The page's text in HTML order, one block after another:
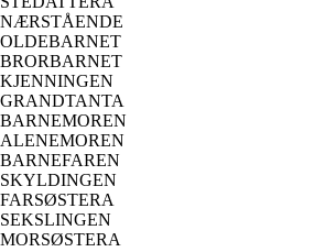
NÆRSTÅENDE
OLDEBARNET
BRORBARNET
KJENNINGEN
GRANDTANTA
BARNEMOREN
ALENEMOREN
BARNEFAREN
SKYLDINGEN
FARSØSTERA
SEKSLINGEN
MORSØSTERA